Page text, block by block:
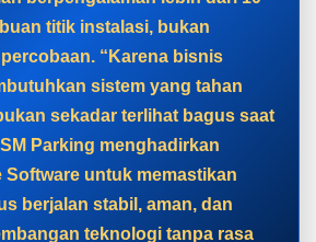
titik instalasi, bukan
“Karena bisnis
sistem yang tahan
sekadar terlihat bagus saat
Parking menghadirkan
Software untuk memastikan
berjalan stabil, aman, dan
teknologi tanpa rasa